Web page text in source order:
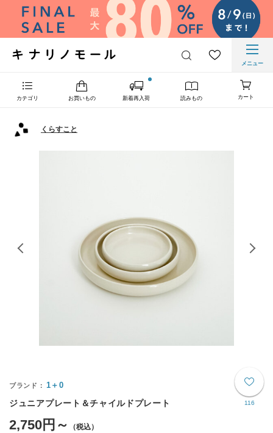
メニュー
カテゴリ お買いもの 新着再入荷 読みもの カート
くらすこと
116
1＋0
ジュニアプレート＆チャイルドプレート
2,750円～